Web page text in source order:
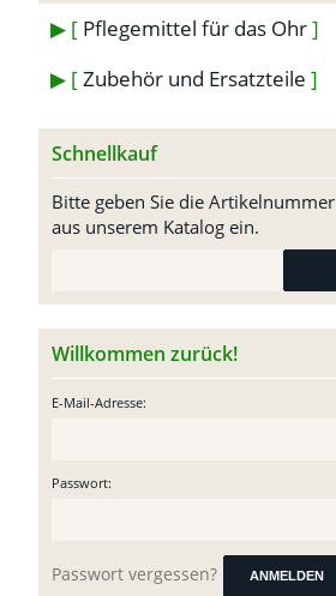
Pflegemittel für das Ohr
Zubehör und Ersatzteile
Schnellkauf
Bitte geben Sie die Artikelnummer
aus unserem Katalog ein.
Willkommen zurück!
E-Mail-Adresse:
Passwort:
Passwort vergessen? ANMELDEN